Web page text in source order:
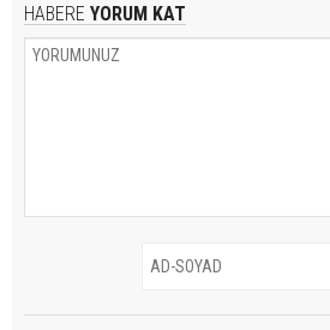
HABERE YORUM KAT